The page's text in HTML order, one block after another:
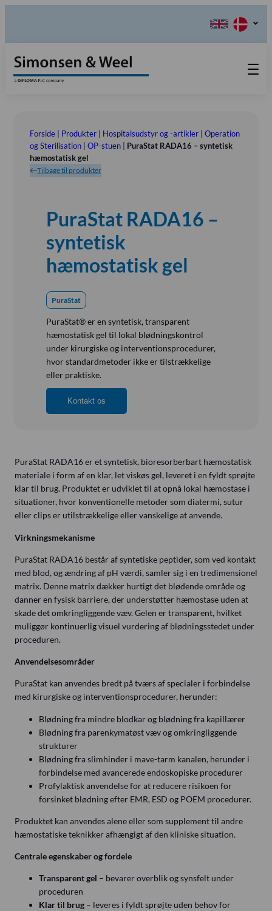
Retur-, Reklamations- og
Reparationsformular
Kontakt os
Send ordination
Vores Værdier
Bestyrelsen
Udstillinger
Showroom
Referensinstallation
Vision, Mission, Miljø og Kvalitet
Kliniske diætister
Salgs- og Leveringsbetingelser
Ledige Stillinger
Tlf.: (+45) 70 25 56 10
Forside| Produkter| Hospitalsudstyr og -artikler| Operation
og Sterilisation| OP-stuen| PuraStat RADA16 – syntetisk
hæmostatisk gel
Tilbage til produkter
PuraStat RADA16 –
syntetisk
hæmostatisk gel
PuraStat
PuraStat® er en syntetisk, transparent
hæmostatisk gel til lokal blødningskontrol
under kirurgiske og interventionsprocedurer,
hvor standardmetoder ikke er tilstrækkelige
eller praktiske.
Kontakt os
PuraStat RADA16er et syntetisk, bioresorberbart hæmostatisk
materiale i form af en klar, let viskøs gel, leveret i en fyldt sprøjte
klar til brug. Produktet er udviklet til at opnå lokal hæmostase i
situationer, hvor konventionelle metoder som diatermi, sutur
eller clips er utilstrækkelige eller vanskelige at anvende.
Virkningsmekanisme
PuraStat RADA16 består af syntetiske peptider, som ved kontakt
med blod, og ændring af pH værdi, samler sig i en tredimensionel
matrix. Denne matrix dækker hurtigt det blødende område og
danner en fysisk barriere, der understøtter hæmostase uden at
skade det omkringliggende væv. Gelen er transparent, hvilket
muliggør kontinuerlig visuel vurdering af blødningsstedet under
proceduren.
Anvendelsesområder
PuraStat kan anvendes bredt på tværs af specialer i forbindelse
med kirurgiske og interventionsprocedurer, herunder:
Blødning fra mindre blodkar og blødning fra kapillærer
Blødning fra parenkymatøst væv og omkringliggende
strukturer
Blødning fra slimhinder i mave-tarm kanalen, herunder i
forbindelse med avancerede endoskopiske procedurer
Profylaktisk anvendelse for at reducere risikoen for
forsinket blødning efter EMR, ESD og POEM procedurer.
Produktet kan anvendes alene eller som supplement til andre
hæmostatiske teknikker afhængigt af den kliniske situation.
Centrale egenskaber og fordele
Transparent gel – bevarer overblik og synsfelt under
proceduren
Klar til brug – leveres i fyldt sprøjte uden behov for